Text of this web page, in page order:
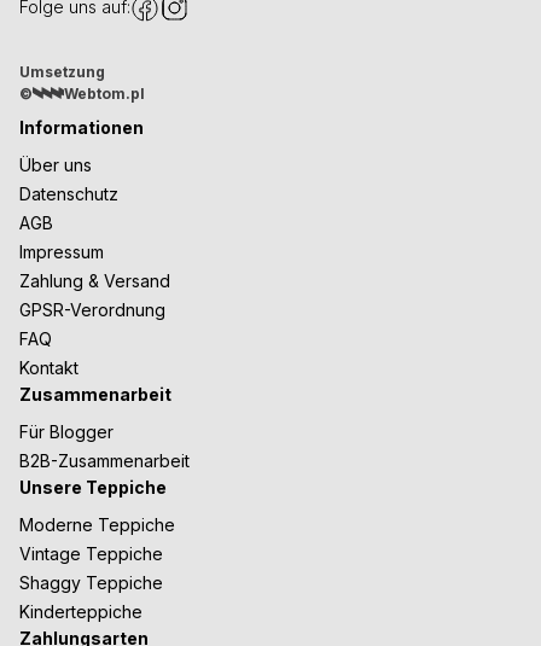
Folge uns auf:
Umsetzung
©
Webtom.pl
Informationen
Über uns
Datenschutz
AGB
Impressum
Zahlung & Versand
GPSR-Verordnung
FAQ
Kontakt
Zusammenarbeit
Für Blogger
B2B-Zusammenarbeit
Unsere Teppiche
Moderne Teppiche
Vintage Teppiche
Shaggy Teppiche
Kinderteppiche
Zahlungsarten